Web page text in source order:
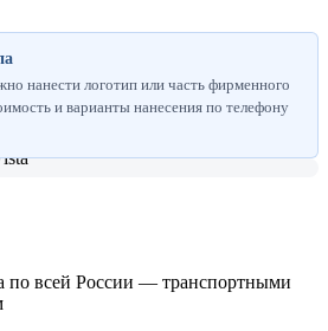
нанести логотип или часть фирменного
и варианты нанесения по телефону
по всей России — транспортными